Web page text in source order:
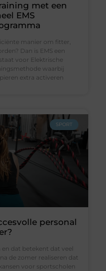
met een
EMS
manier om fitter,
Dan is EMS een
voor Elektrische
waarbij
extra activeren
SPORT
personal
dat betekent dat veel
de zomer realiseren dat
voor sportscholen